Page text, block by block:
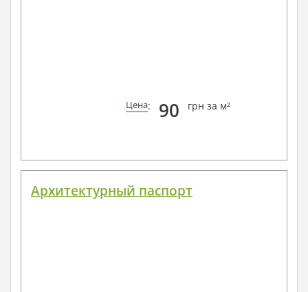
Цена: 90 грн за м²
Архитектурный паспорт